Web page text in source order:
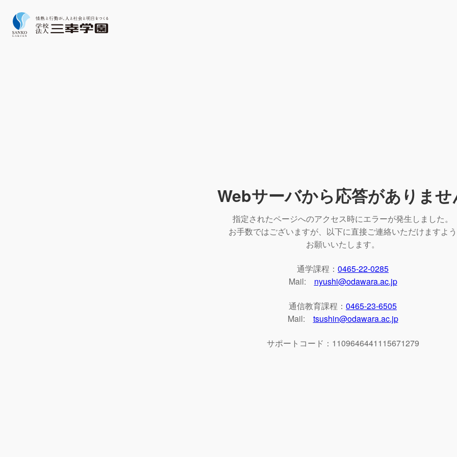
Webサーバから応答がありませ
指定されたページへのアクセス時にエラーが発生しました。
お手数ではございますが、以下に直接ご連絡いただけますよう
お願いいたします。
通学課程： 0465-22-0285
Mail: nyushi@odawara.ac.jp
通信教育課程： 0465-23-6505
Mail: tsushin@odawara.ac.jp
サポートコード：1109646441115671279